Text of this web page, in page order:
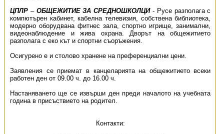
ЦПЛР –ОБЩЕЖИТИЕ ЗА СРЕДНОШКОЛЦИ- Русе разполага с
компютърен кабинет, кабелна телевизия, собствена библиотека,
модерно оборудвана фитнес зала, спортно игрище, занимални,
видеонаблюдение и жива охрана. Дворът на общежитието
разполага с еко кът и спортни съоръжения.
Осигурено е и столово хранене на преференциални цени.
Заявления се приемат в канцеларията на общежитието всеки
работен ден от 09.00 ч. до 16.00 ч.
Настаняването ще се извърши ден преди началото на учебната
година в присъствието на родител.
Контакти: